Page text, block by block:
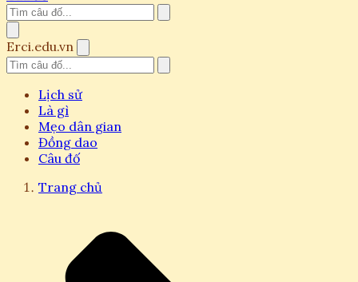
Erci.edu.vn
Lịch sử
Là gì
Mẹo dân gian
Đồng dao
Câu đố
Trang chủ